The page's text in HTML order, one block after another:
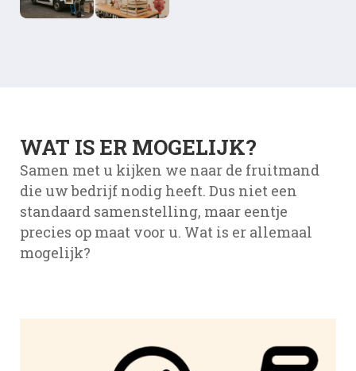
WAT IS ER MOGELIJK?
Samen met u kijken we naar de fruitmand
die uw bedrijf nodig heeft. Dus niet een
standaard samenstelling, maar eentje
precies op maat voor u. Wat is er allemaal
mogelijk?